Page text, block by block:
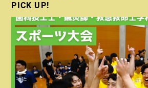
PICK UP!
PICK UP!
PICK UP!
PICK UP!
PICK UP!